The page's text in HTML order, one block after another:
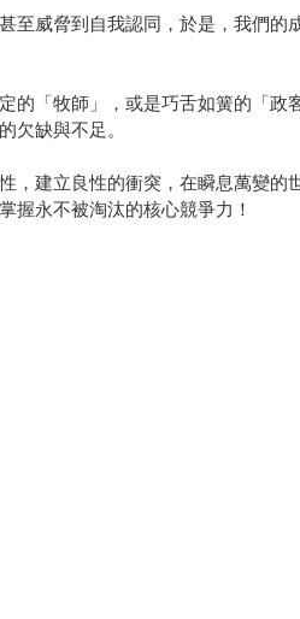
威脅到自我認同，於是，我們的
的「牧師」，或是巧舌如簧的「政
欠缺與不足。
建立良性的衝突，在瞬息萬變的
握永不被淘汰的核心競爭力！